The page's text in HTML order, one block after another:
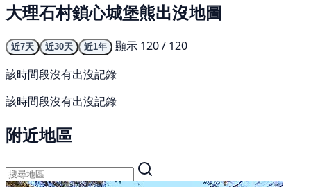
大理石村鎖心城堡熊出沒地圖
近7天 近30天 近1年
顯示 120 / 120
該時間段沒有出沒記錄
該時間段沒有出沒記錄
附近地區